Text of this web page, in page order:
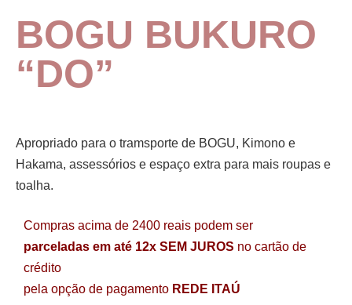
BOGU BUKURO
“DO”
Apropriado para o tramsporte de BOGU, Kimono e
Hakama, assessórios e espaço extra para mais roupas e
toalha.
Compras acima de 2400 reais podem ser
parceladas em até 12x SEM JUROS no cartão de
crédito
pela opção de pagamento REDE ITAÚ